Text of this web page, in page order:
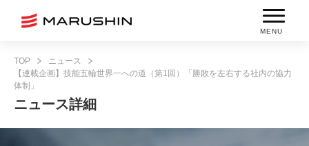
MENU
TOP
ニュース
【連載企画】技能五輪世界一への道（第1回）「勝敗を左右する社内の協力
体制」
ニュース詳細